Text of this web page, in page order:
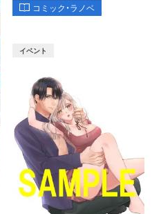
コミック・ラノベ
イベント